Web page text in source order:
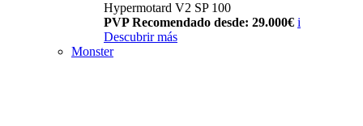
Hypermotard V2 SP 100
PVP Recomendado desde: 29.000€ i
Descubrir más
Monster